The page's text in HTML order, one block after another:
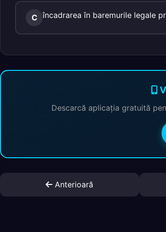
C încadrarea în baremurile legale
Descarcă aplicația gratuită
Anterioară